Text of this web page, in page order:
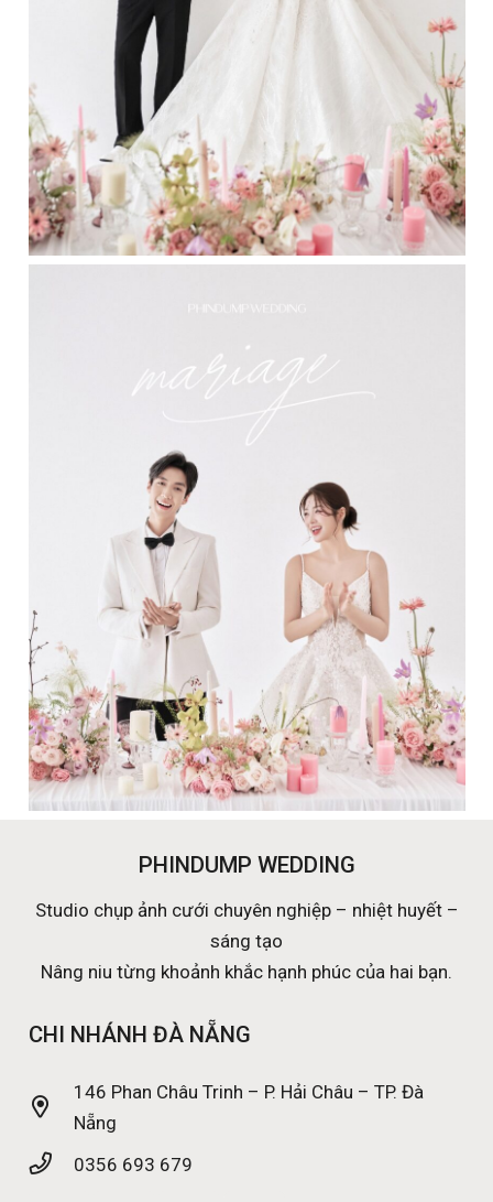
PHINDUMP WEDDING
Studio chụp ảnh cưới chuyên nghiệp – nhiệt huyết –
sáng tạo
Nâng niu từng khoảnh khắc hạnh phúc của hai bạn.
CHI NHÁNH ĐÀ NẴNG
146 Phan Châu Trinh – P. Hải Châu – TP. Đà
Nẵng
0356 693 679